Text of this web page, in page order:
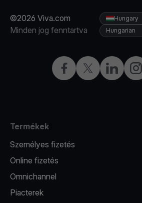
©2026 Viva.com
Minden jog fenntartva
FacebookTwitterLinkedIn
Hungary
Hungarian
Termékek
Személyes fizetés
Online fizetés
Omnichannel
Piacterek